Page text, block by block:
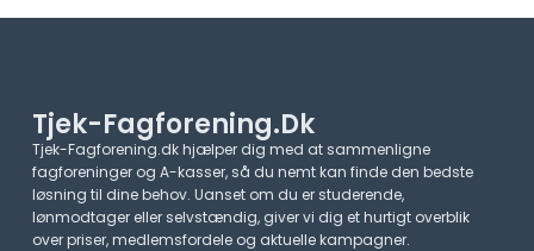
Tjek-Fagforening.dk
Tjek-Fagforening.dk hjælper dig med at sammenligne
fagforeninger og A-kasser, så du nemt kan finde den bedste
løsning til dine behov. Uanset om du er studerende,
lønmodtager eller selvstændig, giver vi dig et hurtigt overblik
over priser, medlemsfordele og aktuelle kampagner.​